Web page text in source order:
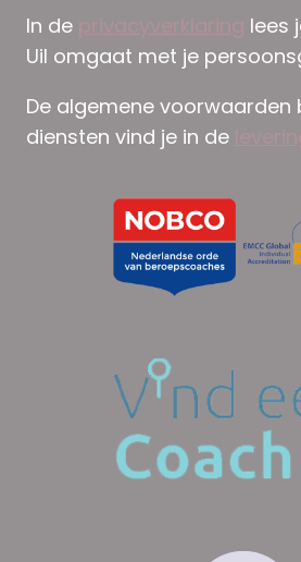
In de privacyverklaring lees
Uil omgaat met je
De algemene voorwaarden
diensten vind je in de